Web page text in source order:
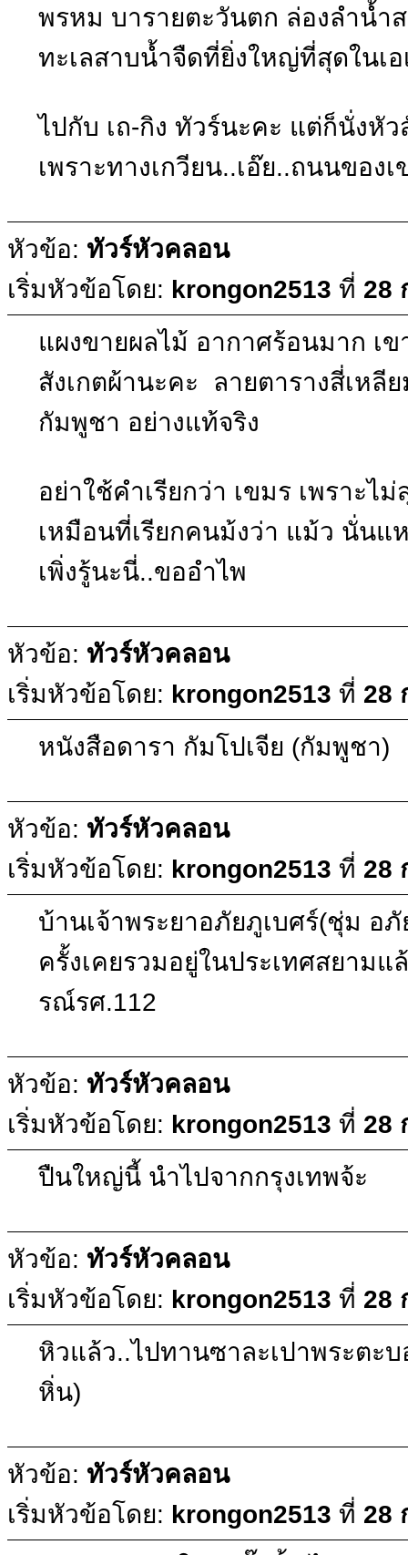
พรหม บารายตะวันตก ล่องลำน้ำ
ทะเลสาบน้ำจืดที่ยิ่งใหญ่ที่สุดในเอ
ไปกับ เถ-กิง ทัวร์นะคะ แต่ก็นั่งหั
เพราะทางเกวียน..เอ๊ย..ถนนของ
หัวข้อ: ทัวร์หัวคลอน
เริ่มหัวข้อโดย: krongon2513 ที่ 28
แผงขายผลไม้ อากาศร้อนมาก เ
สังเกตผ้านะคะ ลายตารางสี่เหลี
กัมพูชา อย่างแท้จริง
อย่าใช้คำเรียกว่า เขมร เพราะไ
เหมือนที่เรียกคนม้งว่า แม้ว นั่นแ
เพิ่งรู้นะนี่..ขออำไพ
หัวข้อ: ทัวร์หัวคลอน
เริ่มหัวข้อโดย: krongon2513 ที่ 28
หนังสือดารา กัมโปเจีย (กัมพูชา)
หัวข้อ: ทัวร์หัวคลอน
เริ่มหัวข้อโดย: krongon2513 ที่ 28
บ้านเจ้าพระยาอภัยภูเบศร์(ชุ่ม อ
ครั้งเคยรวมอยู่ในประเทศสยามแ
รณ์รศ.112
หัวข้อ: ทัวร์หัวคลอน
เริ่มหัวข้อโดย: krongon2513 ที่ 28
ปืนใหญ่นี้ นำไปจากกรุงเทพจ้ะ
หัวข้อ: ทัวร์หัวคลอน
เริ่มหัวข้อโดย: krongon2513 ที่ 28
หิวแล้ว..ไปทานซาละเปาพระตะ
หิ่น)
หัวข้อ: ทัวร์หัวคลอน
เริ่มหัวข้อโดย: krongon2513 ที่ 28